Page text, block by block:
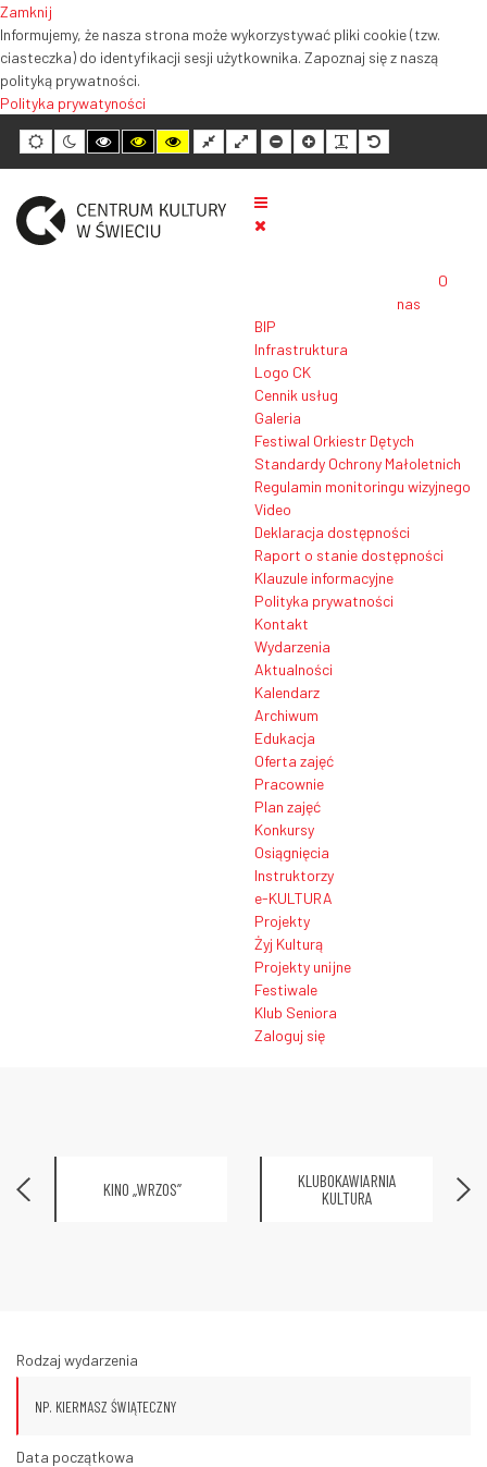
Zamknij
Informujemy, że nasza strona może wykorzystywać pliki cookie (tzw.
ciasteczka) do identyfikacji sesji użytkownika. Zapoznaj się z naszą
polityką prywatności.
Polityka prywatyności
Tryb
domyślny
Tryb
nocny
Tryb
wysokiego
kontrastu
biały
Tryb
wysokiego
kontrastu
żółty
Tryb
wysokiego
kontrastu
czarny
Normalny
układ
Szeroki
układ
Mniejszy
rozmiar
tekstu
Większy
rozmiar
tekstu
Czytelność
tekstu
Domyślny
rozmiar
tekstu
O
nas
BIP
Infrastruktura
Logo CK
Cennik usług
Galeria
Festiwal Orkiestr Dętych
Standardy Ochrony Małoletnich
Regulamin monitoringu wizyjnego
Video
Deklaracja dostępności
Raport o stanie dostępności
Klauzule informacyjne
Polityka prywatności
Kontakt
Wydarzenia
Aktualności
Kalendarz
Archiwum
Edukacja
Oferta zajęć
Pracownie
Plan zajęć
Konkursy
Osiągnięcia
Instruktorzy
e-KULTURA
Projekty
Żyj Kulturą
Projekty unijne
Festiwale
Klub Seniora
Zaloguj się
KINO „WRZOS”
KLUBOKAWIARNIA
KULTURA
Rodzaj wydarzenia
Data początkowa